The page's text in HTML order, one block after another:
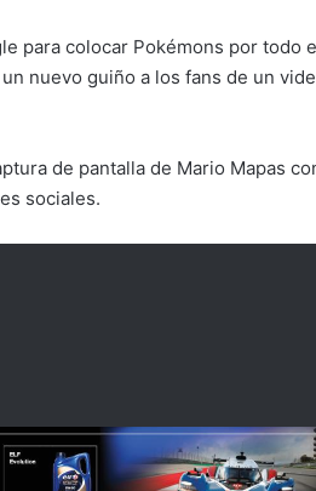
para colocar Pokémons por todo
nuevo guiño a los fans de un
de pantalla de Mario Mapas
sociales.